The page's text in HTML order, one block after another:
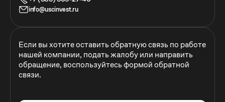
info@uscinvest.ru
Если вы хотите оставить обратную связь по работе
нашей компании, подать жалобу или направить
обращение, воспользуйтесь формой обратной
связи.